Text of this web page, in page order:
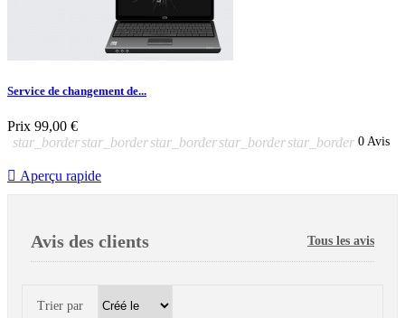
Service de changement de...
Prix 99,00 €
star_borderstar_borderstar_borderstar_borderstar_border 0 Avis
 Aperçu rapide
Avis des clients Tous les avis
Trier par